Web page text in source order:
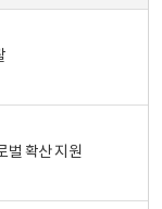
벌 확산 지원